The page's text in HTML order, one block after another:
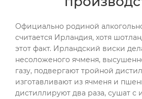
Официально родиной
считается Ирландия, хотя
этот факт. Ирландский виски
несоложеного ячменя,
газу, подвергают тройной
изготавливают из ячменя и
дистиллируют два раза, сушат с